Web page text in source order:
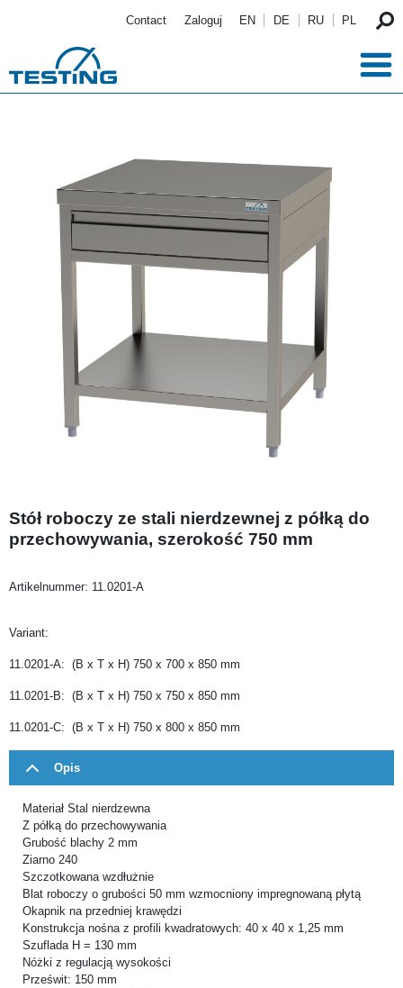
Contact Zaloguj EN DE RU PL
Stół roboczy ze stali nierdzewnej z półką do
przechowywania, szerokość 750 mm
Artikelnummer: 11.0201-A
Variant:
11.0201-A: (B x T x H) 750 x 700 x 850 mm
11.0201-B: (B x T x H) 750 x 750 x 850 mm
11.0201-C: (B x T x H) 750 x 800 x 850 mm
Opis
Materiał Stal nierdzewna
Z półką do przechowywania
Grubość blachy 2 mm
Ziarno 240
Szczotkowana wzdłużnie
Blat roboczy o grubości 50 mm wzmocniony impregnowaną płytą
Okapnik na przedniej krawędzi
Konstrukcja nośna z profili kwadratowych: 40 x 40 x 1,25 mm
Szuflada H = 130 mm
Nóżki z regulacją wysokości
Prześwit: 150 mm